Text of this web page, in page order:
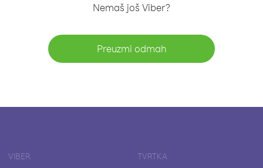
Nemaš još Viber?
Preuzmi odmah
VIBER TVRTKA